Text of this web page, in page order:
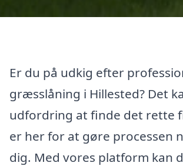
Er du på udkig efter
græsslåning i Hillested? Det
udfordring at finde det rette
er her for at gøre processen
dig. Med vores platform kan